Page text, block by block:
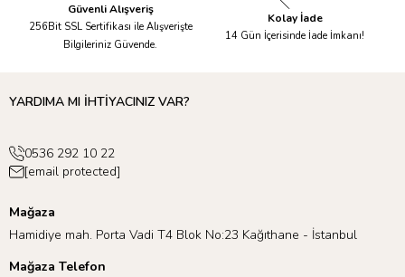
Güvenli Alışveriş
256Bit SSL Sertifikası ile Alışverişte
Bilgileriniz Güvende.
Kolay İade
14 Gün İçerisinde İade İmkanı!
YARDIMA MI İHTİYACINIZ VAR?
0536 292 10 22
[email protected]
Mağaza
Hamidiye mah. Porta Vadi T4 Blok No:23 Kağıthane - İstanbul
Mağaza Telefon